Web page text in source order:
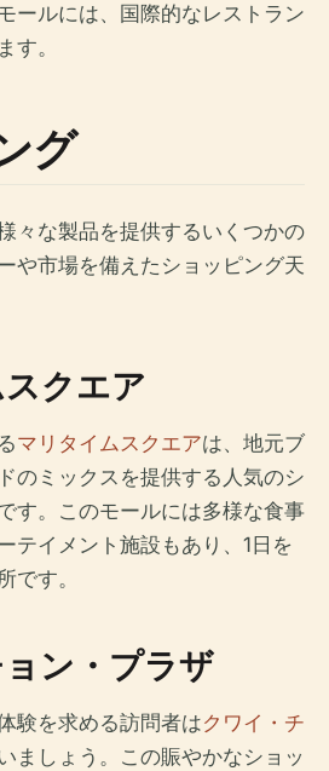
ールには、国際的なレストラン
す。
グ
々な製品を提供するいくつかの
や市場を備えたショッピング天
クエア
マリタイムスクエアは、地元ブ
のミックスを提供する人気のシ
す。このモールには多様な食事
テイメント施設もあり、1日を
です。
ン・プラザ
験を求める訪問者はクワイ・チ
ましょう。この賑やかなショッ